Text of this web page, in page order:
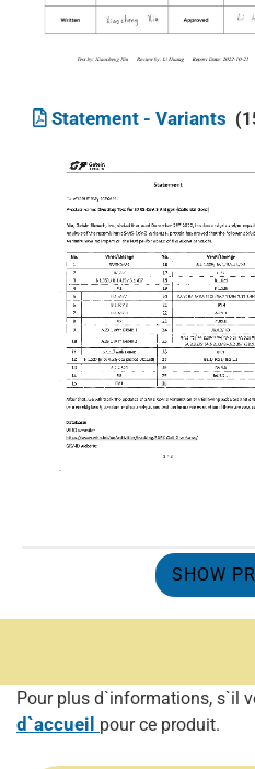
Statement - Variants
SHOW
Pour plus d`informations, s`il
d`accueil pour ce produit.